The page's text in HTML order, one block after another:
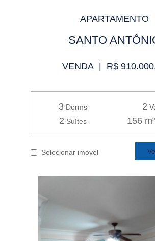
APARTAMENTO
SANTO
VENDA | R$
3Dorms 2
2 Suítes 156 m²
Selecionar imóvel